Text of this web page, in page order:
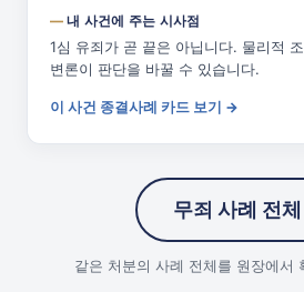
내 사건에 주는 시사점
1심 유죄가 곧 끝은 아닙니다. 물리적
변론이 판단을 바꿀 수 있습니다.
이 사건 종결사례 카드 보기 →
무죄 사례 전
같은 처분의 사례 전체를 원장에서